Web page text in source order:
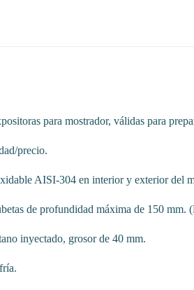
para mostrador, válidas para
precio.
AISI-304 en interior y exterior del
de profundidad máxima de 150
inyectado, grosor de 40 mm.